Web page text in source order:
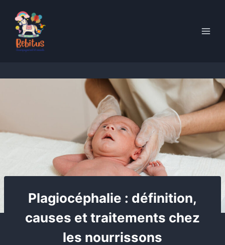
content
Plagiocéphalie : définition,
causes et traitements chez
les nourrissons